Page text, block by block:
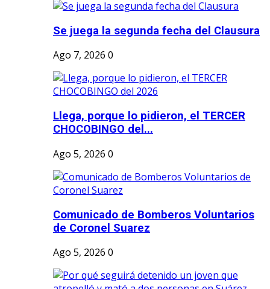
Se juega la segunda fecha del Clausura
Ago 7, 2026 0
Llega, porque lo pidieron, el TERCER
CHOCOBINGO del...
Ago 5, 2026 0
Comunicado de Bomberos Voluntarios
de Coronel Suarez
Ago 5, 2026 0